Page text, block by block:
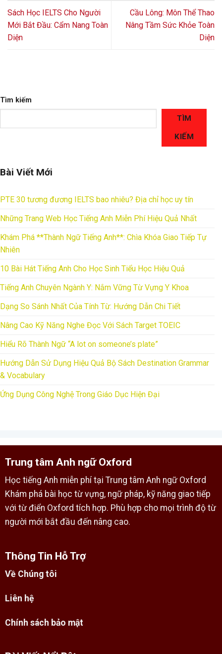
Sách Học IELTS Cho Người
Mới Bắt Đầu: Cẩm Nang Toàn
Diện
Cầu Lông: Môn Thể Thao
Nâng Tầm Sức Khỏe Toàn
Diện
Tìm kiếm
TÌM
KIẾM
Bài Viết Mới
PTE 30 tương đương IELTS bao nhiêu? Địa chỉ học uy tín
Những Trang Web Học Tiếng Anh Miễn Phí Hiệu Quả Nhất
Khám Phá **Thành Ngữ Tiếng Anh**: Chìa Khóa Giao Tiếp Tự
Nhiên
10 Bài Hát Tiếng Anh Cho Học Sinh Tiểu Học Hiệu Quả
Tiếng Anh Chuyên Ngành Y: Nắm Vững Từ Vựng Y Khoa
Dạng So Sánh Nhất Của Tính Từ: Hướng Dẫn Chi Tiết
Nâng Cao Kỹ Năng Nghe Đọc Với Sách Target TOEIC
Hiểu Rõ Thành Ngữ “A lot on someone’s plate”
Hướng Dẫn Sử Dụng Hiệu Quả Bộ Sách Destination Grammar
& Vocabulary
Ứng Dụng Công Nghệ Trong Giáo Dục Hiện Đại
Trung tâm Anh ngữ Oxford
Học tiếng Anh miễn phí tại Trung tâm Anh ngữ Oxford
Khám phá bài học từ vựng, ngữ pháp, kỹ năng giao tiếp
với từ điển Oxford tích hợp. Phù hợp cho mọi trình độ từ
người mới bắt đầu đến nâng cao.
Thông Tin Hỗ Trợ
Về Chúng tôi
Liên hệ
Chính sách bảo mật